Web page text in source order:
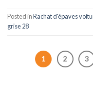
Posted inRachat d'épaves
grise 28
1 2 3